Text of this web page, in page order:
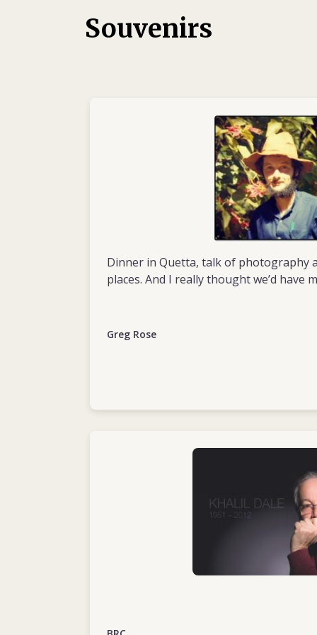
en Afghanistan. De 1982 à 1984, durant son
saoudite où il travaille comme directeur
africaines de l'Université de Londres.
En 1992, jeune diplômé, il entame sa
en qualité d’infirmier de terrain en
une crise humanitaire de grande ampleur.
au long de sa vie, Khalil laissera une
personnes qui croiseront son chemin.
compatissant, entièrement dévoué à ses
optimisme sans faille, il forcera le respect
mission exigeante à Mogadiscio.
infirmiers et infirmières à l’Hôpital des
d'hygiène et des maladies tropicales de
l’Ordre de l’Empire britannique en
Mazar-i-Sharif, en Afghanistan. Sur place, il
détention, participe à la prise en charge
Souvenirs
Dinner in Quetta, talk of photography
places. And I really thought we’d have
Greg Rose